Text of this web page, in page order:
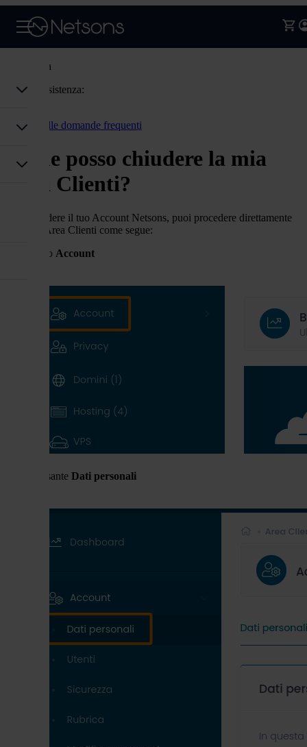
Assistenza
Codice assistenza:
Torna alle domande frequenti
Come posso chiudere la mia
Area Clienti?
Puoi chiudere il tuo Account Netsons, puoi procedere direttamente
dalla tua Area Clienti come segue:
tasto Account
pulsante Dati personali